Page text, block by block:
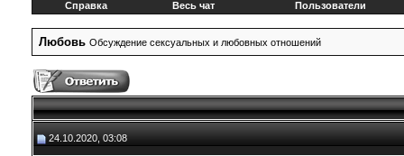
Справка Весь чат Пользователи
Любовь Обсуждение сексуальных и любовных отношений
24.10.2020, 03:08